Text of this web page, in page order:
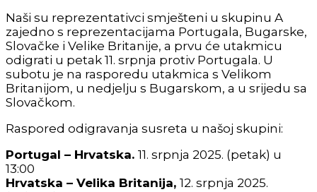
Naši su reprezentativci smješteni u skupinu A
zajedno s reprezentacijama Portugala, Bugarske,
Slovačke i Velike Britanije, a prvu će utakmicu
odigrati u petak 11. srpnja protiv Portugala. U
subotu je na rasporedu utakmica s Velikom
Britanijom, u nedjelju s Bugarskom, a u srijedu sa
Slovačkom.
Raspored odigravanja susreta u našoj skupini:
Portugal – Hrvatska. 11. srpnja 2025. (petak) u
13:00
Hrvatska – Velika Britanija, 12. srpnja 2025.